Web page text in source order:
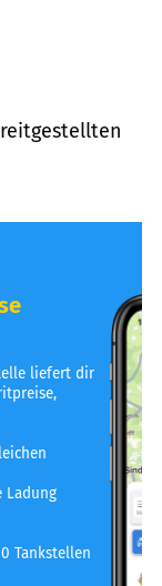
liefert dir
Ladung
Tankstellen